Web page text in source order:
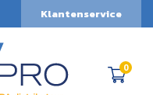
Klantenservice
0